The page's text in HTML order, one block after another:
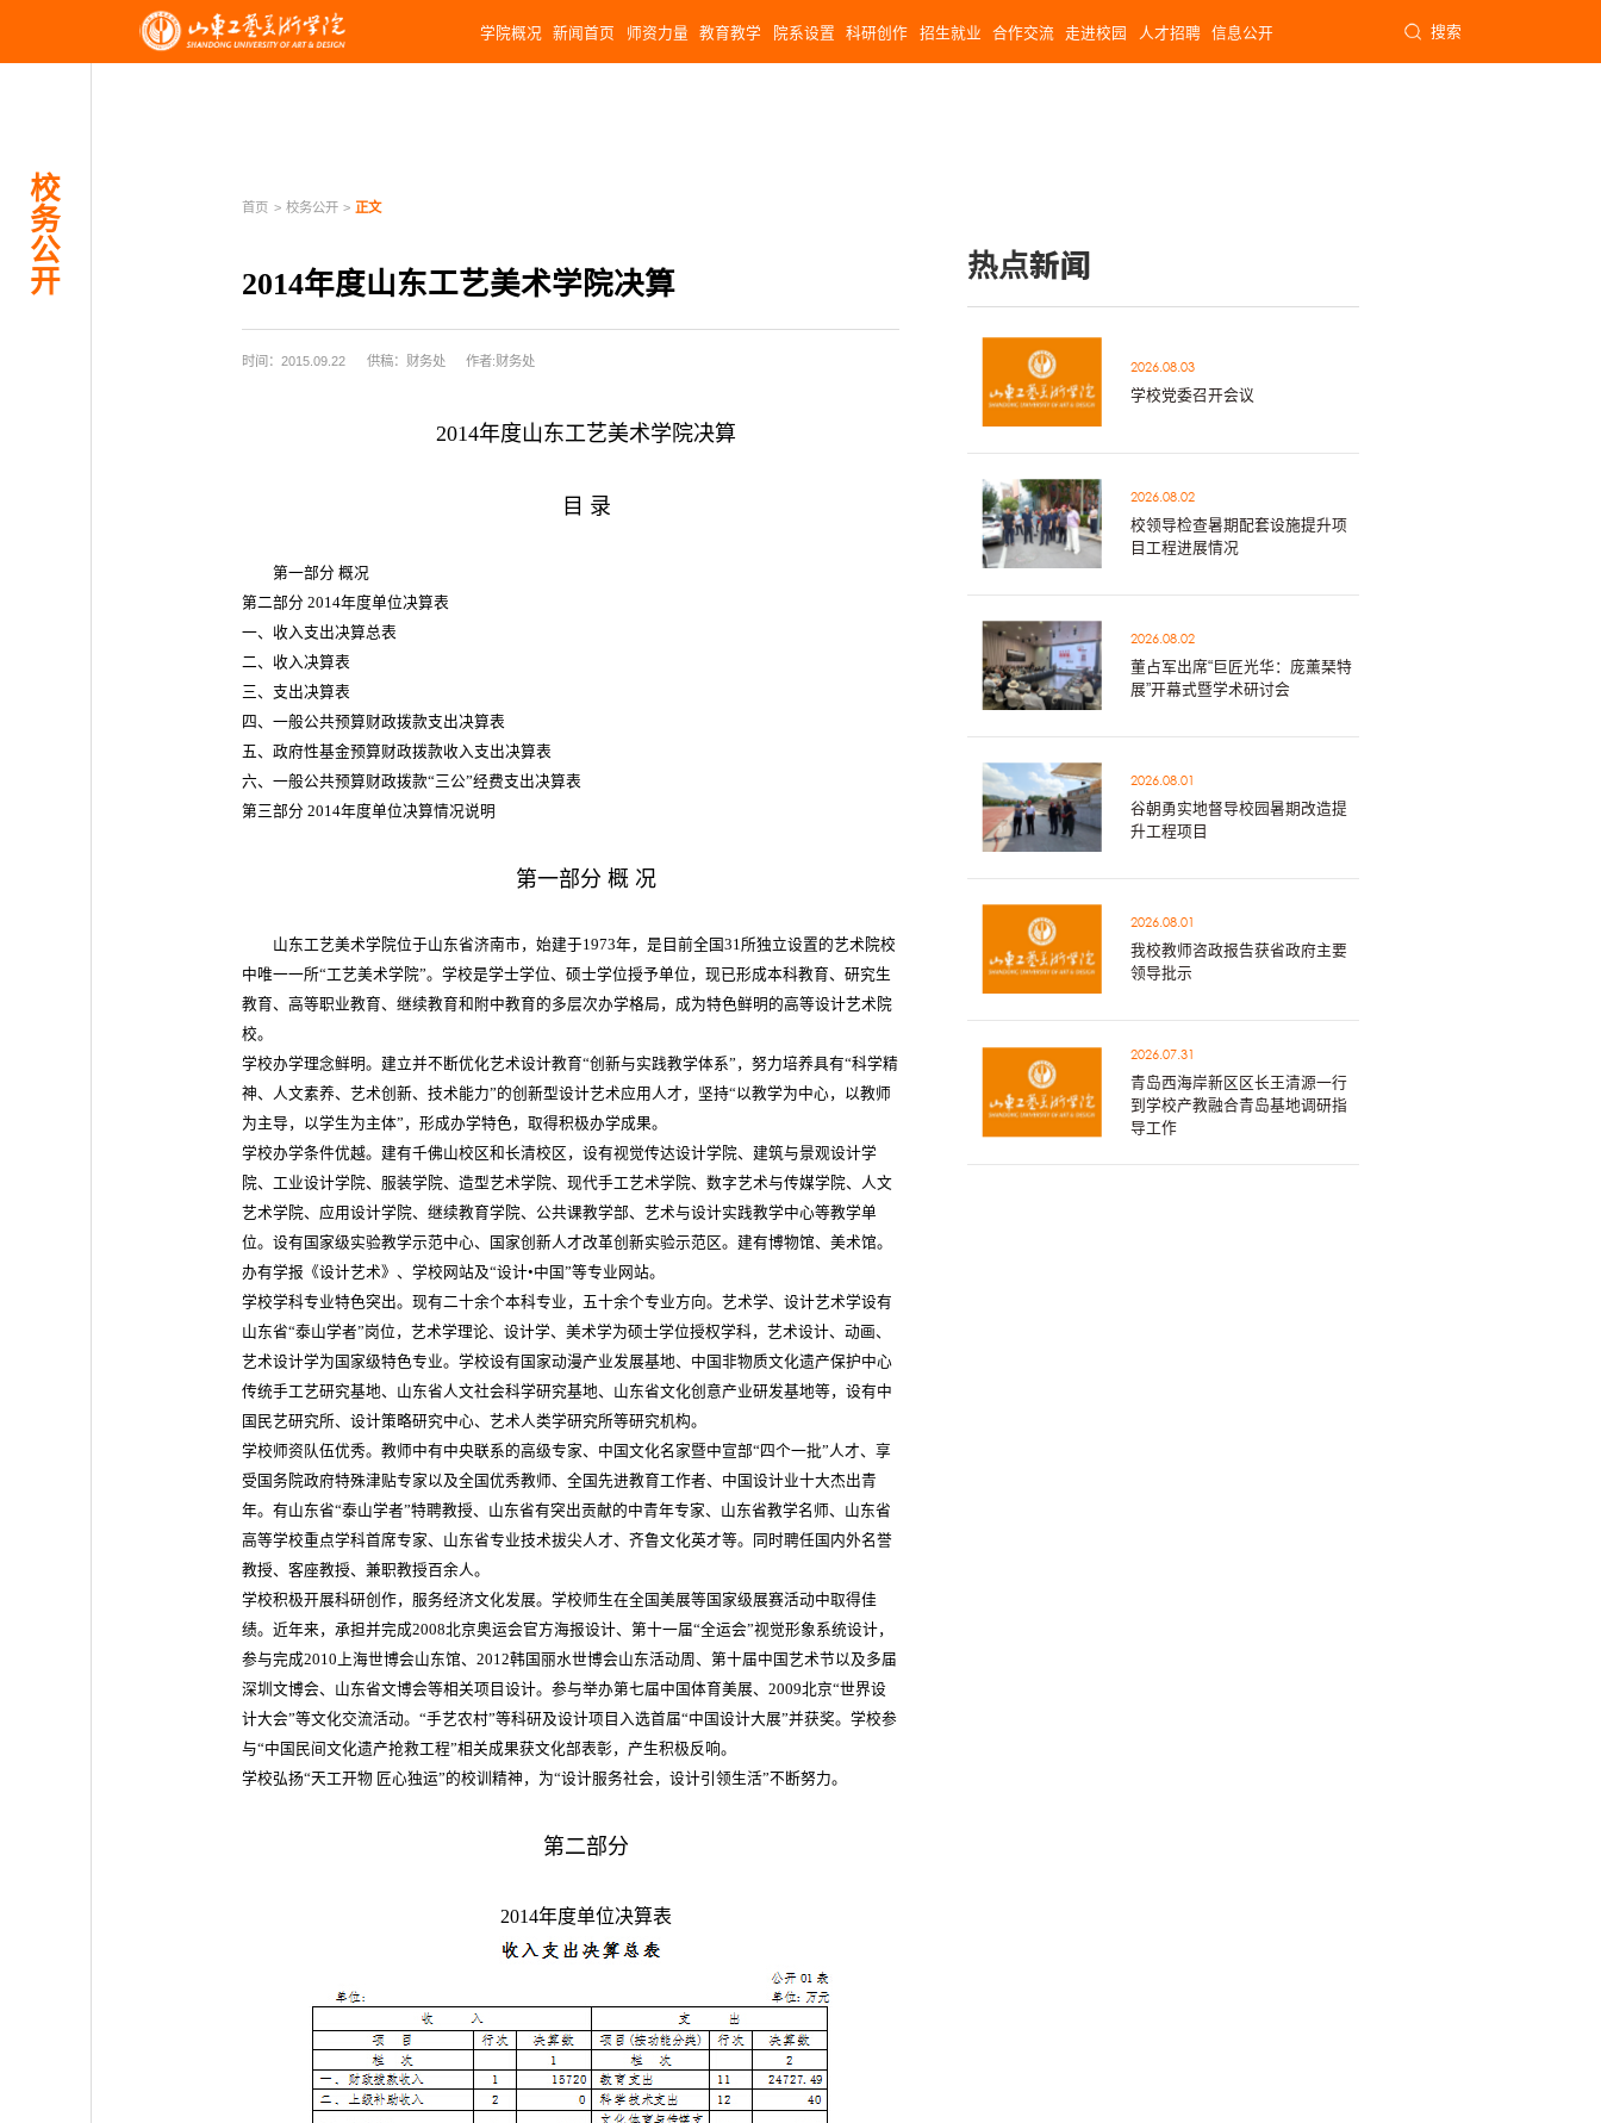
学院概况 新闻首页 师资力量 教育教学 院系设置 科研创作 招生就业 合作交流 走进校园 人才招聘 信息公开 搜索
校
务
公
开
首页 > 校务公开 > 正文
2014年度山东工艺美术学院决算
时间：2015.09.22 供稿：财务处 作者:财务处
2014年度山东工艺美术学院决算
目 录
第一部分 概况
第二部分 2014年度单位决算表
一、收入支出决算总表
二、收入决算表
三、支出决算表
四、一般公共预算财政拨款支出决算表
五、政府性基金预算财政拨款收入支出决算表
六、一般公共预算财政拨款“三公”经费支出决算表
第三部分 2014年度单位决算情况说明
第一部分 概 况
山东工艺美术学院位于山东省济南市，始建于1973年，是目前全国31所独立设置的艺术院校
中唯一一所“工艺美术学院”。学校是学士学位、硕士学位授予单位，现已形成本科教育、研究生
教育、高等职业教育、继续教育和附中教育的多层次办学格局，成为特色鲜明的高等设计艺术院
校。
学校办学理念鲜明。建立并不断优化艺术设计教育“创新与实践教学体系”，努力培养具有“科学精
神、人文素养、艺术创新、技术能力”的创新型设计艺术应用人才，坚持“以教学为中心，以教师
为主导，以学生为主体”，形成办学特色，取得积极办学成果。
学校办学条件优越。建有千佛山校区和长清校区，设有视觉传达设计学院、建筑与景观设计学
院、工业设计学院、服装学院、造型艺术学院、现代手工艺术学院、数字艺术与传媒学院、人文
艺术学院、应用设计学院、继续教育学院、公共课教学部、艺术与设计实践教学中心等教学单
位。设有国家级实验教学示范中心、国家创新人才改革创新实验示范区。建有博物馆、美术馆。
办有学报《设计艺术》、学校网站及“设计•中国”等专业网站。
学校学科专业特色突出。现有二十余个本科专业，五十余个专业方向。艺术学、设计艺术学设有
山东省“泰山学者”岗位，艺术学理论、设计学、美术学为硕士学位授权学科，艺术设计、动画、
艺术设计学为国家级特色专业。学校设有国家动漫产业发展基地、中国非物质文化遗产保护中心
传统手工艺研究基地、山东省人文社会科学研究基地、山东省文化创意产业研发基地等，设有中
国民艺研究所、设计策略研究中心、艺术人类学研究所等研究机构。
学校师资队伍优秀。教师中有中央联系的高级专家、中国文化名家暨中宣部“四个一批”人才、享
受国务院政府特殊津贴专家以及全国优秀教师、全国先进教育工作者、中国设计业十大杰出青
年。有山东省“泰山学者”特聘教授、山东省有突出贡献的中青年专家、山东省教学名师、山东省
高等学校重点学科首席专家、山东省专业技术拔尖人才、齐鲁文化英才等。同时聘任国内外名誉
教授、客座教授、兼职教授百余人。
学校积极开展科研创作，服务经济文化发展。学校师生在全国美展等国家级展赛活动中取得佳
绩。近年来，承担并完成2008北京奥运会官方海报设计、第十一届“全运会”视觉形象系统设计，
参与完成2010上海世博会山东馆、2012韩国丽水世博会山东活动周、第十届中国艺术节以及多届
深圳文博会、山东省文博会等相关项目设计。参与举办第七届中国体育美展、2009北京“世界设
计大会”等文化交流活动。“手艺农村”等科研及设计项目入选首届“中国设计大展”并获奖。学校参
与“中国民间文化遗产抢救工程”相关成果获文化部表彰，产生积极反响。
学校弘扬“天工开物 匠心独运”的校训精神，为“设计服务社会，设计引领生活”不断努力。
第二部分
2014年度单位决算表
热点新闻
2026.08.03
学校党委召开会议
2026.08.02
校领导检查暑期配套设施提升项
目工程进展情况
2026.08.02
董占军出席“巨匠光华：庞薰琹特
展”开幕式暨学术研讨会
2026.08.01
谷朝勇实地督导校园暑期改造提
升工程项目
2026.08.01
我校教师咨政报告获省政府主要
领导批示
2026.07.31
青岛西海岸新区区长王清源一行
到学校产教融合青岛基地调研指
导工作